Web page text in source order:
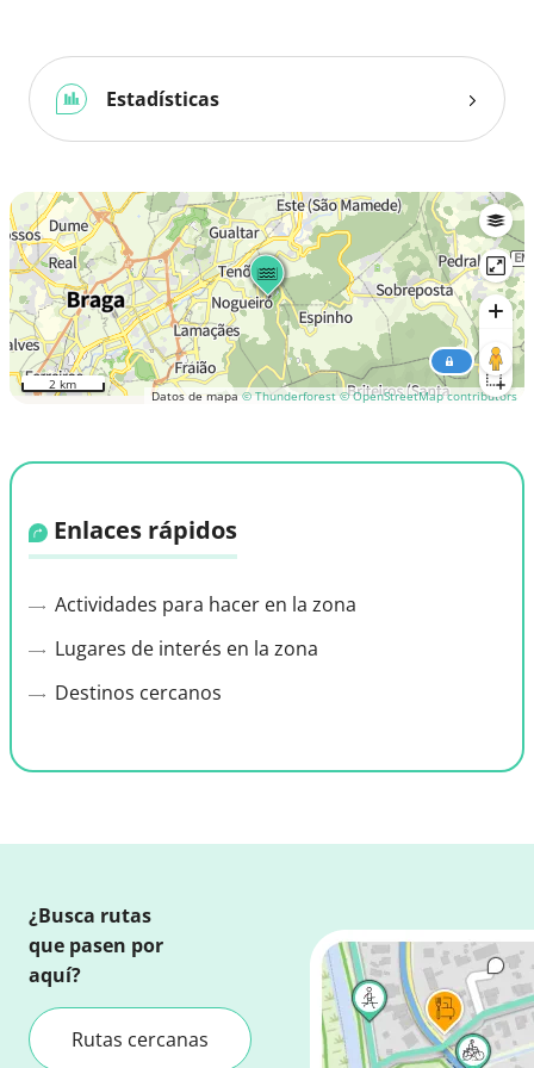
Estadísticas
Datos de mapa © Thunderforest © OpenStreetMap contributors
2 km
Enlaces rápidos
Actividades para hacer en la zona
Lugares de interés en la zona
Destinos cercanos
¿Busca rutas
que pasen por
aquí?
Rutas cercanas